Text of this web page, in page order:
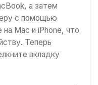
а затем
с помощью
Mac и iPhone, что
Теперь
вкладку